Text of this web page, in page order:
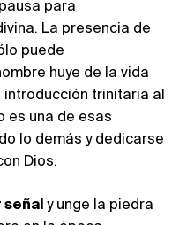
para
La presencia de
puede
huye de la vida
introducción trinitaria al
es una de esas
lo demás y dedicarse
Dios.
señal y unge la piedra